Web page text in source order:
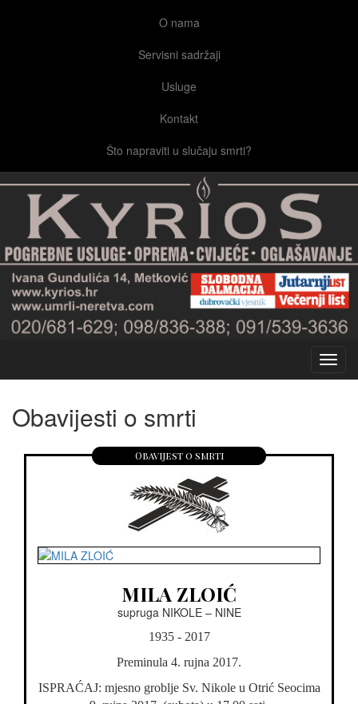
O nama
Servisni sadržaji
Usluge
Kontakt
Što napraviti u slučaju smrti?
Obavijesti o smrti
Obavijest o smrti
MILA ZLOIĆ
supruga NIKOLE – NINE
1935 - 2017
Preminula 4. rujna 2017.
ISPRAĆAJ: mjesno groblje Sv. Nikole u Otrić Seocima